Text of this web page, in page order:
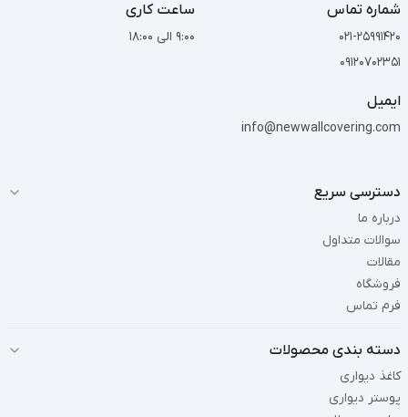
شماره تماس
021-25991420
09120702351
ساعت کاری
9:00 الی 18:00
ایمیل
info@newwallcovering.com
دسترسی سریع
درباره ما
سوالات متداول
مقالات
فروشگاه
فرم تماس
دسته بندی محصولات
کاغذ دیواری
پوستر دیواری